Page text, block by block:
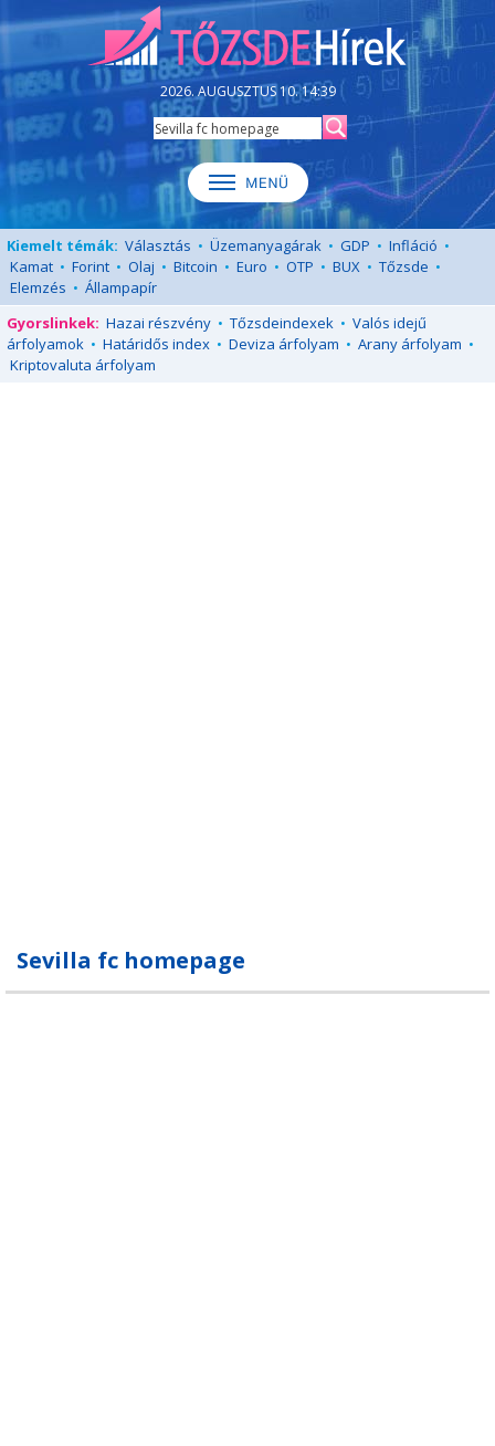
2026. AUGUSZTUS 10. 14:39
Kiemelt témák: Választás • Üzemanyagárak • GDP • Infláció •
Kamat • Forint • Olaj • Bitcoin • Euro • OTP • BUX • Tőzsde •
Elemzés • Állampapír
Gyorslinkek: Hazai részvény • Tőzsdeindexek • Valós idejű
árfolyamok • Határidős index • Deviza árfolyam • Arany árfolyam •
Kriptovaluta árfolyam
Sevilla fc homepage